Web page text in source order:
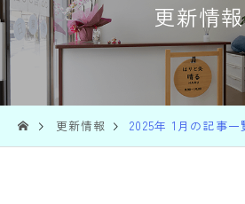
更新情報
更新情報 2025年 1月の記事一